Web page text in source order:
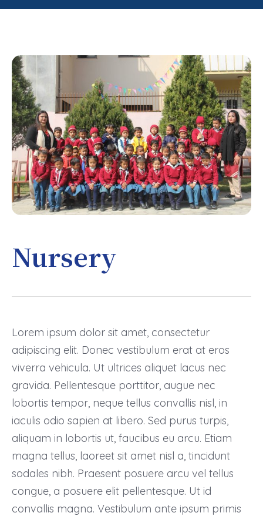
Nursery
Lorem ipsum dolor sit amet, consectetur
adipiscing elit. Donec vestibulum erat at eros
viverra vehicula. Ut ultrices aliquet lacus nec
gravida. Pellentesque porttitor, augue nec
lobortis tempor, neque tellus convallis nisl, in
iaculis odio sapien at libero. Sed purus turpis,
aliquam in lobortis ut, faucibus eu arcu. Etiam
magna tellus, laoreet sit amet nisl a, tincidunt
sodales nibh. Praesent posuere arcu vel tellus
congue, a posuere elit pellentesque. Ut id
convallis magna. Vestibulum ante ipsum primis